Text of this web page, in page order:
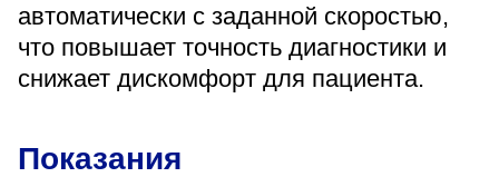
Пятница
перерыв 12:00–12:30
Администратор
автоматически с заданной скоростью,
что повышает точность диагностики и
снижает дискомфорт для пациента.
Показания